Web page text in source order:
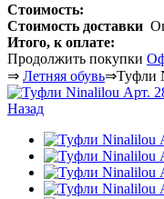
Стоимость:
Стоимость доставки
Итого, к оплате:
Продолжить покупки
⇒ Летняя обувь⇒Туфли
Назад